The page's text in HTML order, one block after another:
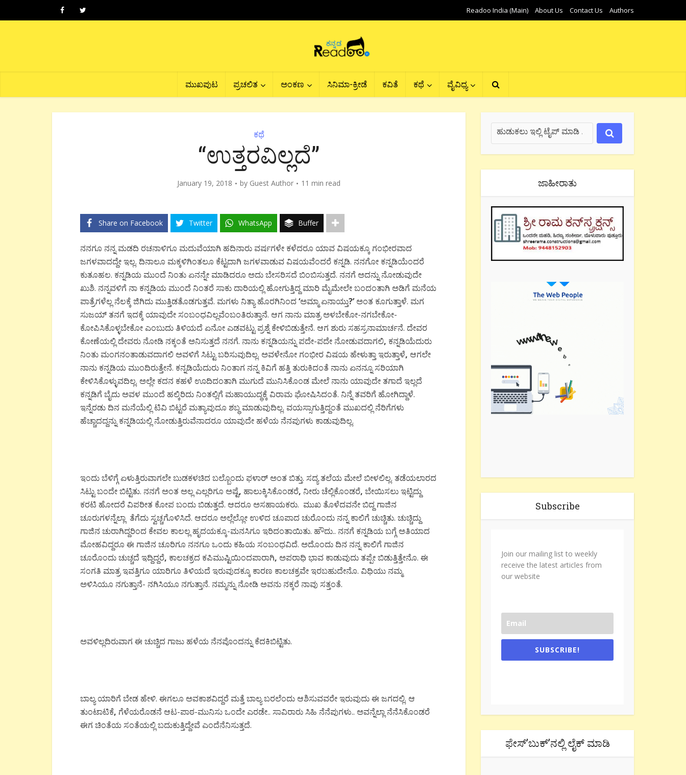
Readoo India (Main) About Us Contact Us Authors
ಮುಖಪುಟ ಪ್ರಚಲಿತ ಅಂಕಣ ಸಿನಿಮಾ-ಕ್ರೀಡೆ ಕವಿತೆ ಕಥೆ ವೈವಿಧ್ಯ
ಕಥೆ
“ಉತ್ತರವಿಲ್ಲದೆ”
January 19, 2018 by Guest Author 11 min read
Share on Facebook Twitter WhatsApp Buffer
ನನಗೂ ನನ್ನ ಮಡದಿ ರಚನಾಳಿಗೂ ಮದುವೆಯಾಗಿ ಹದಿನಾರು ವರ್ಷಗಳೇ ಕಳೆದರೂ ಯಾವ ವಿಷಯಕ್ಕೂ ಗಂಭೀರವಾದ
ಜಗಳವಾದದ್ದೇ ಇಲ್ಲ. ದಿನಾಲೂ ಮಕ್ಕಳಿಗಿಂತಲೂ ಕೆಟ್ಟದಾಗಿ ಜಗಳವಾಡುವ ವಿಷಯವೆಂದರೆ ಕನ್ನಡಿ. ನನಗೋ ಕನ್ನಡಿಯೆಂದರೆ
ಕುತೂಹಲ. ಕನ್ನಡಿಯ ಮುಂದೆ ನಿಂತು ಏನನ್ನೇ ಮಾಡಿದರೂ ಅದು ಬೇಸರಿಸದೆ ಬಿಂಬಿಸುತ್ತದೆ. ನನಗೆ ಅದನ್ನು ನೋಡುವುದೇ
ಖುಶಿ. ನನ್ನವಳಿಗೆ ನಾ ಕನ್ನಡಿಯ ಮುಂದೆ ನಿಂತರೆ ಸಾಕು ದಾರಿಯಲ್ಲಿ ಹೋಗುತ್ತಿದ್ದ ಮಾರಿ ಮೈಮೇಲೇ ಬಂದಂತಾಗಿ ಅಡಿಗೆ ಮನೆಯ
ಪಾತ್ರೆಗಳೆಲ್ಲ ನೆಲಕ್ಕೆ ಜಿಗಿದು ಮುತ್ತಿಡತೊಡಗುತ್ತವೆ. ಮಗಳು ನಿತ್ಯಾ ಹೊರಗಿನಿಂದ ‘ಅಮ್ಮಾ ಏನಾಯ್ತು?’ಅಂತ ಕೂಗುತ್ತಾಳೆ. ಮಗ
ಸುಜಯ್ ತನಗೆ ಇದಕ್ಕೆ ಯಾವುದೇ ಸಂಬಂಧವಿಲ್ಲವೆಂಬಂತಿರುತ್ತಾನೆ. ಆಗ ನಾನು ಮಾತ್ರ ಅಳಬೇಕೋ-ನಗಬೇಕೋ-
ಕೋಪಿಸಿಕೊಳ್ಳಬೇಕೋ ಎಂಬುದು ತಿಳಿಯದೆ ಏನೋ ಎಡವಟ್ಟು ಪ್ರಶ್ನೆ ಕೇಳಿಬಿಡುತ್ತೇನೆ. ಆಗ ಶುರು ಸಹಸ್ರನಾಮಾರ್ಚನೆ. ದೇವರ
ಕೋಣೆಯಲ್ಲಿ ದೇವರು ನೋಡಿ ನಕ್ಕಂತೆ ಅನಿಸುತ್ತದೆ ನನಗೆ. ನಾನು ಕನ್ನಡಿಯನ್ನು ಪದೇ-ಪದೇ ನೋಡುವದಾಗಲಿ, ಕನ್ನಡಿಯೆದುರು
ನಿಂತು ಮಂಗನಂತಾಡುವದಾಗಲಿ ಅವಳಿಗೆ ಸಿಟ್ಟು ಬರಿಸುವುದಿಲ್ಲ. ಅವಳೇನೋ ಗಂಭೀರ ವಿಷಯ ಹೇಳುತ್ತಾ ಇರುತ್ತಾಳೆ, ಆಗಲೇ
ನಾನು ಕನ್ನಡಿಯ ಮುಂದಿರುತ್ತೇನೆ. ಕನ್ನಡಿಯೆದುರು ನಿಂತಾಗ ನನ್ನ ಕಿವಿಗೆ ಹತ್ತಿ ತುರುಕಿದಂತೆ ನಾನು ಏನನ್ನೂ ಸರಿಯಾಗಿ
ಕೇಳಿಸಿಕೊಳ್ಳುವದಿಲ್ಲ. ಅಲ್ಲೇ ಕದನ ಕಹಳೆ ಊದಿದಂತಾಗಿ ಮುಗುದೆ ಮುನಿಸಿಕೊಂಡ ಮೇಲೆ ನಾನು ಯಾವುದೇ ತಗಾದೆ ಇಲ್ಲದೆ
ಕನ್ನಡಿಗೆ ಬೈದು ಅವಳ ಮುಂದೆ ಹಲ್ಕಿರಿದು ನಿಂತಲ್ಲಿಗೆ ಮಹಾಯುದ್ಧಕ್ಕೆ ವಿರಾಮ ಘೋಷಿಸಿದಂತೆ. ನಿನ್ನೆ ತವರಿಗೆ ಹೋಗಿದ್ದಾಳೆ.
ಇನ್ನೆರಡು ದಿನ ಮನೆಯೆಲ್ಲಿ ಟಿವಿ ಬಿಟ್ಟರೆ ಮತ್ಯಾವುದೂ ಶಬ್ಧ ಮಾಡುವುದಿಲ್ಲ. ವಯಸ್ಸಾಗುತ್ತಿದ್ದಂತೆ ಮುಖದಲ್ಲಿ ನೆರಿಗೆಗಳು
ಹೆಚ್ಚಾದದ್ದನ್ನು ಕನ್ನಡಿಯಲ್ಲಿ ನೋಡುತ್ತಿರುವೆನಾದರೂ ಯಾವುದೇ ಹಳೆಯ ನೆನಪುಗಳು ಕಾಡುವುದಿಲ್ಲ.
ಇಂದು ಬೆಳಿಗ್ಗೆ ಏಳುತ್ತಿರುವಾಗಲೇ ಬುಡಕಳಚಿದ ಬಲ್ಬೊಂದು ಫಳಾರ್ ಅಂತ ಬಿತ್ತು. ಸದ್ಯ ತಲೆಯ ಮೇಲೆ ಬೀಳಲಿಲ್ಲ. ತಡೆಯಲಾರದ
ಸಿಟ್ಟು ಬಂದೇ ಬಿಟ್ಟಿತು. ನನಗೆ ಅಂತ ಅಲ್ಲ ಎಲ್ಲರಿಗೂ ಅಷ್ಟೆ, ಹಾಲುಕ್ಕಿಸಿಕೊಂಡರೆ, ನೀರು ಚೆಲ್ಲಿಕೊಂಡರೆ, ಬೇಯಿಸಲು ಇಟ್ಟಿದ್ದು
ಕರಟಿ ಹೋದರೆ ವಿಪರೀತ ಕೋಪ ಬಂದು ಬಿಡುತ್ತದೆ. ಆದರೂ ಅಸಹಾಯಕರು. ಮುಖ ತೊಳೆದವನೇ ಬಿದ್ದ ಗಾಜಿನ
ಚೂರುಗಳನ್ನೆಲ್ಲಾ ತೆಗೆದು ಸ್ವಚ್ಚಗೊಳಿಸಿದೆ. ಆದರೂ ಅಲ್ಲೆಲ್ಲೋ ಉಳಿದ ಚೂಪಾದ ಚುರೊಂದು ನನ್ನ ಕಾಲಿಗೆ ಚುಚ್ಚಿತು. ಚುಚ್ಚಿದ್ದು
ಗಾಜಿನ ಚುರಾಗಿದ್ದರಿಂದ ಕೇವಲ ಕಾಲಲ್ಲ ಹೃದಯಕ್ಕೂ-ಮನಸಿಗೂ ಇರಿದಂತಾಯಿತು. ಹೌದು.. ನನಗೆ ಕನ್ನಡಿಯ ಬಗ್ಗೆ ಅತಿಯಾದ
ಮೋಹವಿದ್ದರೂ ಈ ಗಾಜಿನ ಚೂರಿಗೂ ನನಗೂ ಒಂದು ಕಹಿಯ ಸಂಬಂಧವಿದೆ. ಅದೊಂದು ದಿನ ನನ್ನ ಕಾಲಿಗೆ ಗಾಜಿನ
ಚೂರೊಂದು ಚುಚ್ಚದೆ ಇದ್ದಿದ್ದರೆ, ಕಾಲಚಕ್ರದ ಕಪಿಮುಷ್ಟಿಯಿಂದಪಾರಾಗಿ, ಅಪರಾಧಿ ಭಾವ ಕಾಡುವುದು ತಪ್ಪೇ ಬಿಡುತ್ತಿತ್ತೇನೊ. ಈ
ಸಂಗತಿ ಮಾತ್ರ ಇವತ್ತಿಗೂ ಯಾರಿಗೂ ತಿಳಿಯದೆ ಇರುವುದಕ್ಕೂ ಕಾರಣ ಕಾಲಚಕ್ರವೇ ಇರಬಹುದೇನೊ. ವಿಧಿಯು ನಮ್ಮ
ಅಳಿಸಿಯೂ ನಗುತ್ತಾನೆ- ನಗಿಸಿಯೂ ನಗುತ್ತಾನೆ. ನಮ್ಮನ್ನು ನೋಡಿ ಅವನು ನಕ್ಕರೆ ನಾವು ಸತ್ತಂತೆ.
ಅವಳಿಲ್ಲದಿರುವಾಗ ಈ ಚುಚ್ಚಿದ ಗಾಜು ಹಳೆಯ ನೆನಪೊಂದನ್ನು ಕೆದಕಿಬಿಟ್ಟಿತು.
ಬಾಲ್ಯ ಯಾರಿಗೆ ಬೇಡ ಹೇಳಿ. ಈಗಲೂ ಅವಕಾಶವಿದ್ದರೆ ಮತ್ತೆ ಬಾಲ್ಯ ಬರಲೆಂದು ಆಶಿಸುವವರೇ ಇರುವುದು ಈ ಜಗದಲ್ಲಿ. ಆ
ತುಂಟಾಟಿಕೆ, ಗೆಳೆಯರೊಡನೆ ಆಟ-ಪಾಠ-ಮುನಿಸು ಒಂದೇ ಎರಡೇ.. ಸಾವಿರಾರು ಸಿಹಿ ನೆನೆಪುಗಳು.. ಅವನ್ನೆಲ್ಲಾ ನೆನೆಸಿಕೊಂಡರೆ
ಈಗ ಚಿಂತೆಯ ಸಂತೆಯಲ್ಲಿ ಬದುಕುತ್ತಿದ್ದೇವೆ ಎಂದೆನೆನಿಸುತ್ತದೆ.
ಜಾಹೀರಾತು
Subscribe
Join our mailing list to weekly
receive the latest articles from
our website
SUBSCRIBE!
ಫೇಸ್’ಬುಕ್’ನಲ್ಲಿ ಲೈಕ್ ಮಾಡಿ